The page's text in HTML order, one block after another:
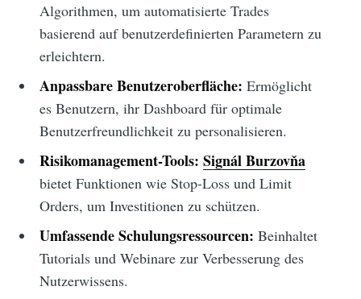
Algorithmen, um automatisierte Trades
basierend auf benutzerdefinierten Parametern zu
erleichtern.
Anpassbare Benutzeroberfläche: Ermöglicht
es Benutzern, ihr Dashboard für optimale
Benutzerfreundlichkeit zu personalisieren.
Risikomanagement-Tools: Signál Burzovňa
bietet Funktionen wie Stop-Loss und Limit
Orders, um Investitionen zu schützen.
Umfassende Schulungsressourcen: Beinhaltet
Tutorials und Webinare zur Verbesserung des
Nutzerwissens.